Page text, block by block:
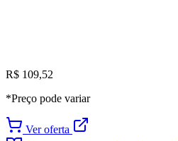
R$ 109,52
*Preço pode variar
Ver oferta